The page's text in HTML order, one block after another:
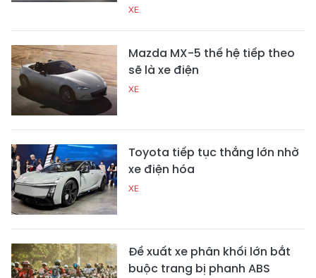
XE
Mazda MX-5 thế hệ tiếp theo
sẽ là xe điện
XE
Toyota tiếp tục thắng lớn nhờ
xe điện hóa
XE
Đề xuất xe phân khối lớn bắt
buộc trang bị phanh ABS